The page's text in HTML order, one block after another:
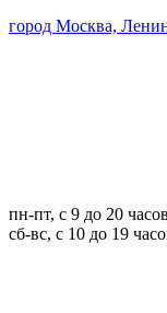
город Москва,
пн-пт, с 9 до 20 часов
сб-вс, с 10 до 19